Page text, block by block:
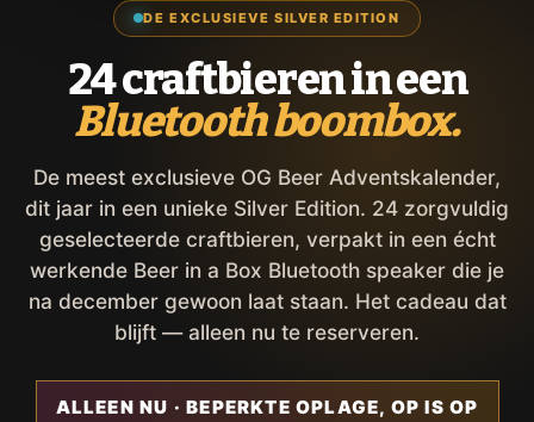
DE EXCLUSIEVE SILVER EDITION
24 craftbieren in een
Bluetooth boombox.
De meest exclusieve OG Beer Adventskalender,
dit jaar in een unieke Silver Edition. 24 zorgvuldig
geselecteerde craftbieren, verpakt in een écht
werkende Beer in a Box Bluetooth speaker die je
na december gewoon laat staan. Het cadeau dat
blijft — alleen nu te reserveren.
ALLEEN NU · BEPERKTE OPLAGE, OP IS OP